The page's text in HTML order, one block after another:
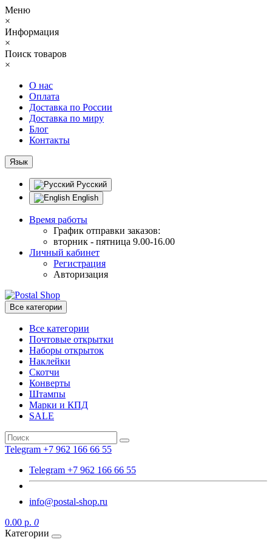
Меню
×
Информация
×
Поиск товаров
×
О нас
Оплата
Доставка по России
Доставка по миру
Блог
Контакты
Язык
Русский
English
Время работы
График отправки заказов:
вторник - пятница 9.00-16.00
Личный кабинет
Регистрация
Авторизация
Все категории
Все категории
Почтовые открытки
Наборы открыток
Наклейки
Скотчи
Конверты
Штампы
Марки и КПД
SALE
Telegram +7 962 166 66 55
Telegram +7 962 166 66 55
info@postal-shop.ru
0.00 р. 0
Категории